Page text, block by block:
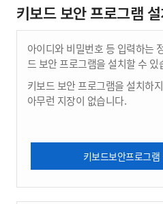
키보드 보안 프로그램
아이디와 비밀번호 등 입력하는
드 보안 프로그램을 설치할 수 있
키보드 보안 프로그램을 설치하
아무런 지장이 없습니다.
키보드보안프로그